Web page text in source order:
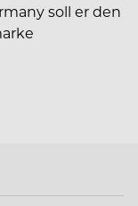
soll er den